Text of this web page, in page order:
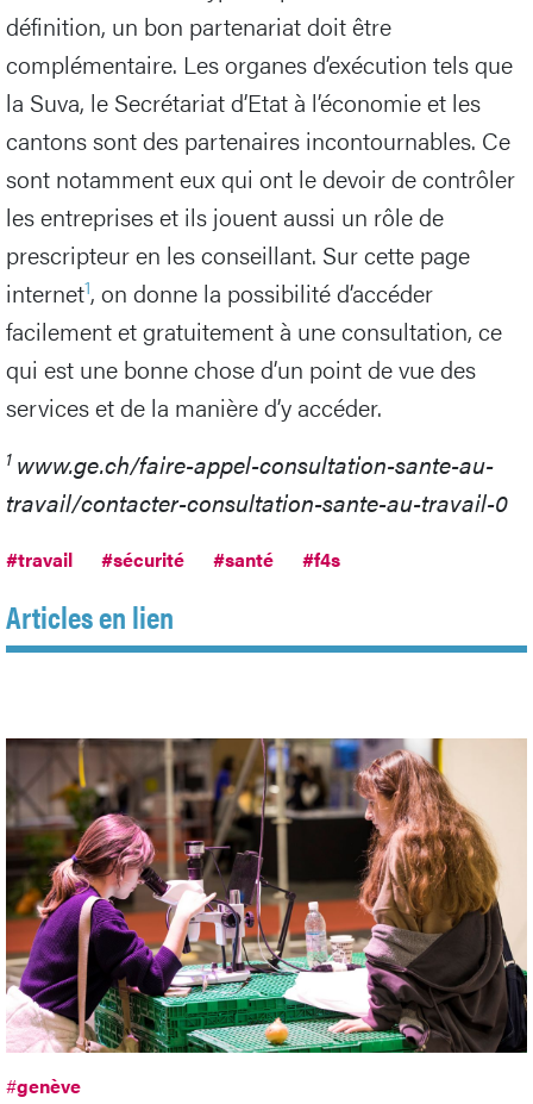
définition, un bon partenariat doit être
complémentaire. Les organes d’exécution tels que
la Suva, le Secrétariat d’Etat à l’économie et les
cantons sont des partenaires incontournables. Ce
sont notamment eux qui ont le devoir de contrôler
les entreprises et ils jouent aussi un rôle de
prescripteur en les conseillant. Sur cette page
internet1, on donne la possibilité d’accéder
facilement et gratuitement à une consultation, ce
qui est une bonne chose d’un point de vue des
services et de la manière d’y accéder.
1 www.ge.ch/faire-appel-consultation-sante-au-
travail/contacter-consultation-sante-au-travail-0
#travail #sécurité #santé #f4s
Articles en lien
#genève